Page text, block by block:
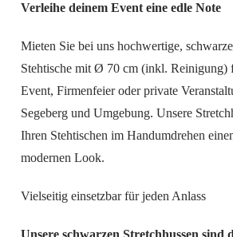
Verleihe deinem Event eine edle Note
Mieten Sie bei uns hochwertige,
Stehtische mit Ø 70 cm (inkl. Reinigung)
Event, Firmenfeier oder private
Segeberg und Umgebung. Unsere
Ihren Stehtischen im Handumdrehen
modernen Look.
Vielseitig einsetzbar für jeden Anlass